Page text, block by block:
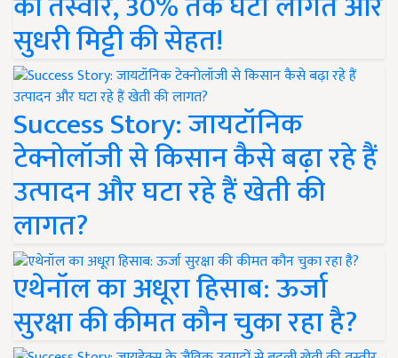
सुधरी मिट्टी की सेहत!
Success Story: जायटॉनिक
टेक्नोलॉजी से किसान कैसे बढ़ा रहे हैं
उत्पादन और घटा रहे हैं खेती की
लागत?
एथेनॉल का अधूरा हिसाब: ऊर्जा
सुरक्षा की कीमत कौन चुका रहा है?